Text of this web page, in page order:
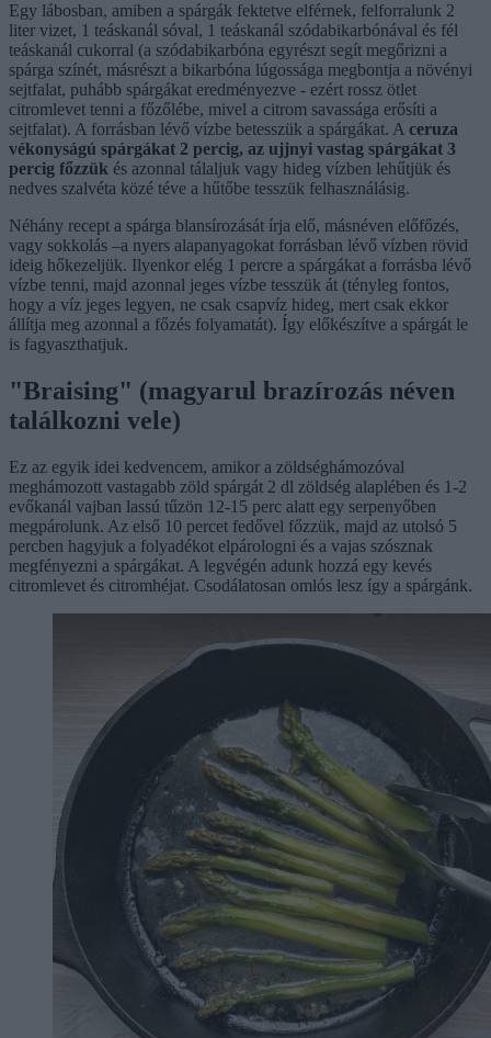
Egy lábosban, amiben a spárgák fektetve elférnek, felforralunk 2
liter vizet, 1 teáskanál sóval, 1 teáskanál szódabikarbónával és fél
teáskanál cukorral (a szódabikarbóna egyrészt segít megőrizni a
spárga színét, másrészt a bikarbóna lúgossága megbontja a növényi
sejtfalat, puhább spárgákat eredményezve - ezért rossz ötlet
citromlevet tenni a főzőlébe, mivel a citrom savassága erősíti a
sejtfalat). A forrásban lévő vízbe betesszük a spárgákat. A ceruza
vékonyságú spárgákat 2 percig, az ujjnyi vastag spárgákat 3
percig főzzük és azonnal tálaljuk vagy hideg vízben lehűtjük és
nedves szalvéta közé téve a hűtőbe tesszük felhasználásig.
Néhány recept a spárga blansírozását írja elő, másnéven előfőzés,
vagy sokkolás –a nyers alapanyagokat forrásban lévő vízben rövid
ideig hőkezeljük. Ilyenkor elég 1 percre a spárgákat a forrásba lévő
vízbe tenni, majd azonnal jeges vízbe tesszük át (tényleg fontos,
hogy a víz jeges legyen, ne csak csapvíz hideg, mert csak ekkor
állítja meg azonnal a főzés folyamatát). Így előkészítve a spárgát le
is fagyaszthatjuk.
"Braising" (magyarul brazírozás néven
találkozni vele)
Ez az egyik idei kedvencem, amikor a zöldséghámozóval
meghámozott vastagabb zöld spárgát 2 dl zöldség alaplében és 1-2
evőkanál vajban lassú tűzön 12-15 perc alatt egy serpenyőben
megpárolunk. Az első 10 percet fedővel főzzük, majd az utolsó 5
percben hagyjuk a folyadékot elpárologni és a vajas szósznak
megfényezni a spárgákat. A legvégén adunk hozzá egy kevés
citromlevet és citromhéjat. Csodálatosan omlós lesz így a spárgánk.